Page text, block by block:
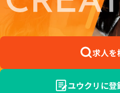
求人を
ユウクリに登